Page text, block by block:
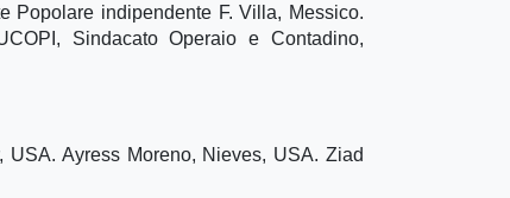
Popolare indipendente F. Villa, Messico.
Sindacato Operaio e Contadino,
USA. Ayress Moreno, Nieves, USA. Ziad